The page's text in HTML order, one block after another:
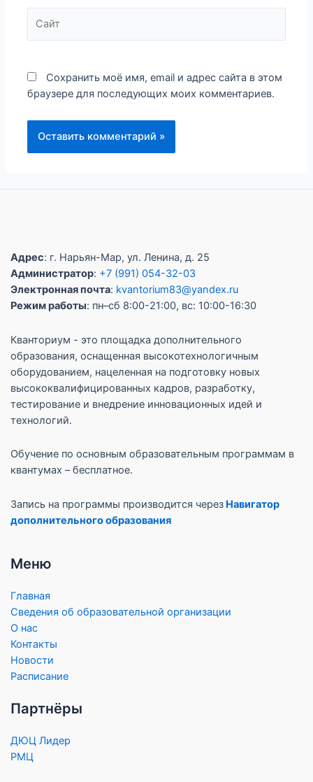
Сохранить моё имя, email и адрес сайта в этом
браузере для последующих моих комментариев.
Адрес: г. Нарьян-Мар, ул. Ленина, д. 25
Администратор: +7 (991) 054-32-03
Электронная почта: kvantorium83@yandex.ru
Режим работы: пн–сб 8:00-21:00, вс: 10:00-16:30
Кванториум - это площадка дополнительного
образования, оснащенная высокотехнологичным
оборудованием, нацеленная на подготовку новых
высококвалифицированных кадров, разработку,
тестирование и внедрение инновационных идей и
технологий.
Обучение по основным образовательным программам в
квантумах – бесплатное.
Запись на программы производится через Навигатор
дополнительного образования
Меню
Главная
Сведения об образовательной организации
О нас
Контакты
Новости
Расписание
Партнёры
ДЮЦ Лидер
РМЦ